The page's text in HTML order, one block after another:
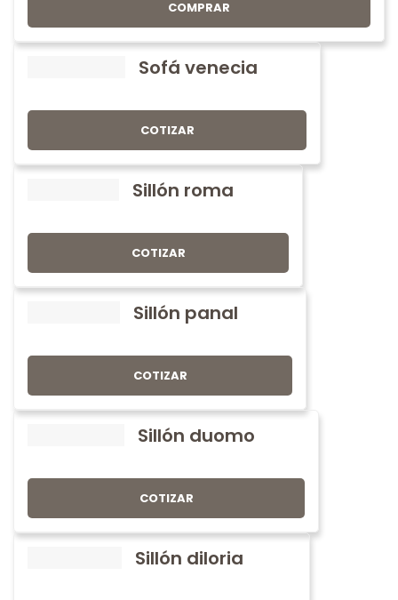
COMPRAR
Sofá venecia
COTIZAR
Sillón roma
COTIZAR
Sillón panal
COTIZAR
Sillón duomo
COTIZAR
Sillón diloria